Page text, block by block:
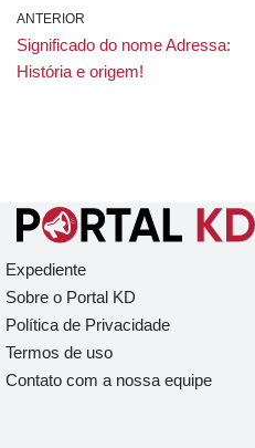
ANTERIOR
Significado do nome Adressa:
História e origem!
Expediente
Sobre o Portal KD
Política de Privacidade
Termos de uso
Contato com a nossa equipe